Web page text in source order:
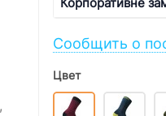
Корпоративне
Сообщить о
Цвет